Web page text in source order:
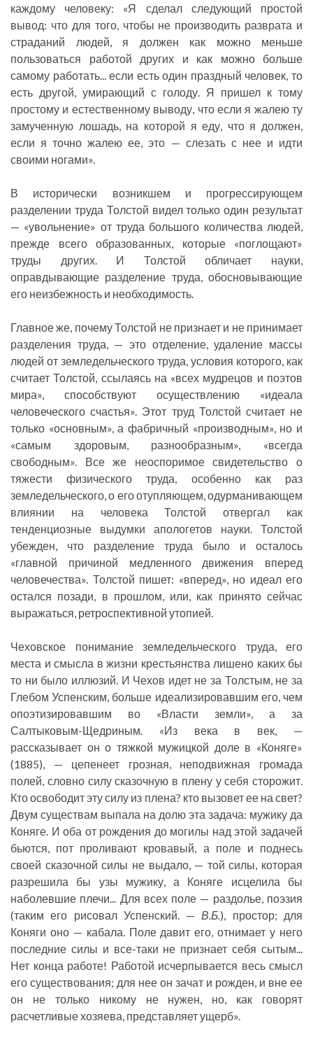
каждому человеку: «Я сделал следующий простой
вывод: что для того, чтобы не производить разврата и
страданий людей, я должен как можно меньше
пользоваться работой других и как можно больше
самому работать... если есть один праздный человек, то
есть другой, умирающий с голоду. Я пришел к тому
простому и естественному выводу, что если я жалею ту
замученную лошадь, на которой я еду, что я должен,
если я точно жалею ее, это — слезать с нее и идти
своими ногами».
В исторически возникшем и прогрессирующем
разделении труда Толстой видел только один результат
— «увольнение» от труда большого количества людей,
прежде всего образованных, которые «поглощают»
труды других. И Толстой обличает науки,
оправдывающие разделение труда, обосновывающие
его неизбежность и необходимость.
Главное же, почему Толстой не признает и не принимает
разделения труда, — это отделение, удаление массы
людей от земледельческого труда, условия которого, как
считает Толстой, ссылаясь на «всех мудрецов и поэтов
мира», способствуют осуществлению «идеала
человеческого счастья». Этот труд Толстой считает не
только «основным», а фабричный «производным», но и
«самым здоровым, разнообразным», «всегда
свободным». Все же неоспоримое свидетельство о
тяжести физического труда, особенно как раз
земледельческого, о его отупляющем, одурманивающем
влиянии на человека Толстой отвергал как
тенденциозные выдумки апологетов науки. Толстой
убежден, что разделение труда было и осталось
«главной причиной медленного движения вперед
человечества». Толстой пишет: «вперед», но идеал его
остался позади, в прошлом, или, как принято сейчас
выражаться, ретроспективной утопией.
Чеховское понимание земледельческого труда, его
места и смысла в жизни крестьянства лишено каких бы
то ни было иллюзий. И Чехов идет не за Толстым, не за
Глебом Успенским, больше идеализировавшим его, чем
опоэтизировавшим во «Власти земли», а за
Салтыковым-Щедриным. «Из века в век, —
рассказывает он о тяжкой мужицкой доле в «Коняге»
(1885), — цепенеет грозная, неподвижная громада
полей, словно силу сказочную в плену у себя сторожит.
Кто освободит эту силу из плена? кто вызовет ее на свет?
Двум существам выпала на долю эта задача: мужику да
Коняге. И оба от рождения до могилы над этой задачей
бьются, пот проливают кровавый, а поле и поднесь
своей сказочной силы не выдало, — той силы, которая
разрешила бы узы мужику, а Коняге исцелила бы
наболевшие плечи... Для всех поле — раздолье, поэзия
(таким его рисовал Успенский. —В.Б.), простор; для
Коняги оно — кабала. Поле давит его, отнимает у него
последние силы и все-таки не признает себя сытым...
Нет конца работе! Работой исчерпывается весь смысл
его существования; для нее он зачат и рожден, и вне ее
он не только никому не нужен, но, как говорят
расчетливые хозяева, представляет ущерб».